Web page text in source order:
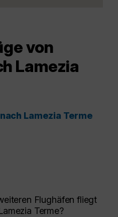
von
Lamezia
Lamezia Terme
Flughäfen fliegt
Terme?